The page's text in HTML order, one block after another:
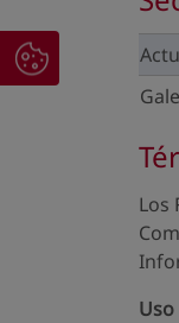
Los
Uso